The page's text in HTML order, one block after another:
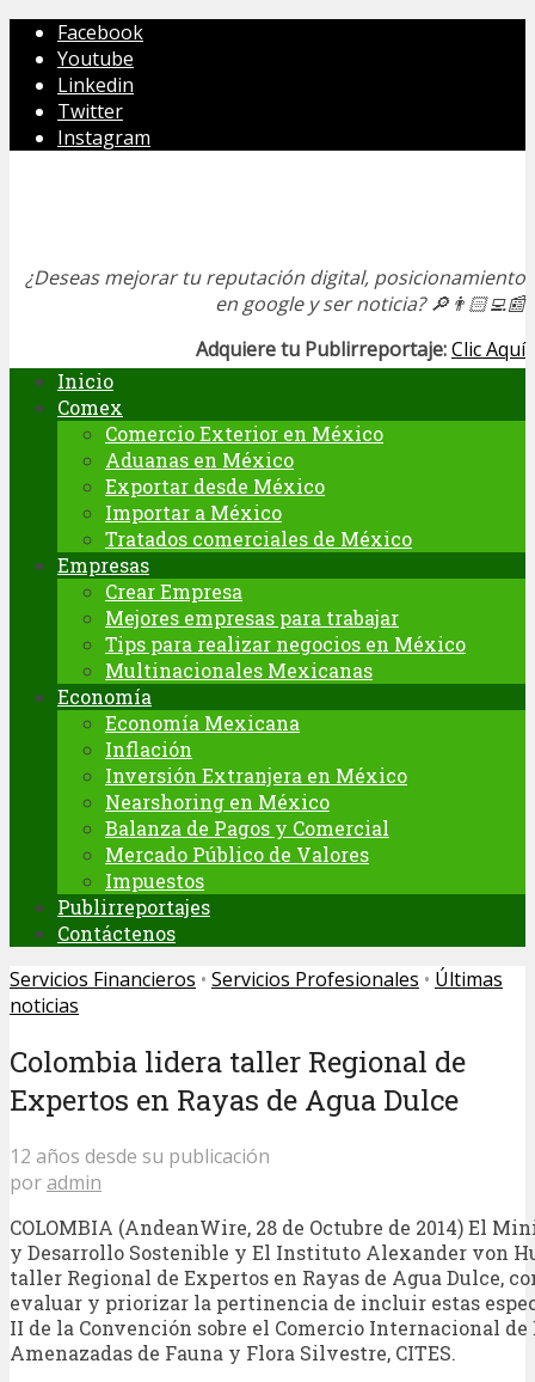
Facebook
Youtube
Linkedin
Twitter
Instagram
¿Deseas mejorar tu reputación digital, posicionamiento
en google y ser noticia?🔎👨🏻‍💻📰
Adquiere tu Publirreportaje:Clic Aquí
Inicio
Comex
Comercio Exterior en México
Aduanas en México
Exportar desde México
Importar a México
Tratados comerciales de México
Empresas
Crear Empresa
Mejores empresas para trabajar
Tips para realizar negocios en México
Multinacionales Mexicanas
Economía
Economía Mexicana
Inflación
Inversión Extranjera en México
Nearshoring en México
Balanza de Pagos y Comercial
Mercado Público de Valores
Impuestos
Publirreportajes
Contáctenos
Servicios Financieros • Servicios Profesionales • Últimas
noticias
Colombia lidera taller Regional de
Expertos en Rayas de Agua Dulce
12 años desde su publicación
poradmin
COLOMBIA (AndeanWire, 28 de Octubre de 2014) El
y Desarrollo Sostenible y El Instituto Alexander von
taller Regional de Expertos en Rayas de Agua Dulce,
evaluar y priorizar la pertinencia de incluir estas
II de la Convención sobre el Comercio Internacional de
Amenazadas de Fauna y Flora Silvestre, CITES.